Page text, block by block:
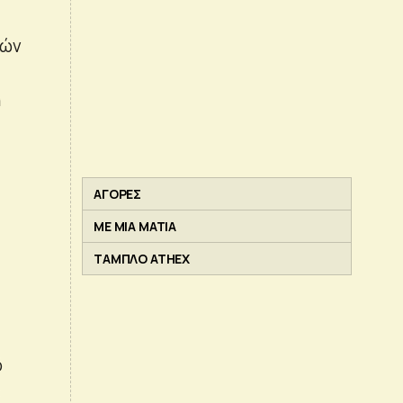
ΑΓΟΡΕΣ
ΜΕ ΜΙΑ ΜΑΤΙΑ
ΤΑΜΠΛΟ ATHEX